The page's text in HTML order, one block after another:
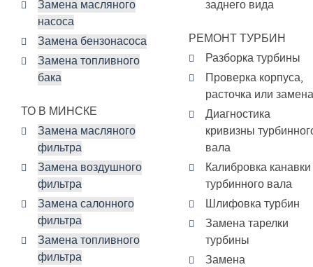
Замена масляного
насоса
Замена бензонасоса
Замена топливного
бака
ТО В МИНСКЕ
Замена масляного
фильтра
Замена воздушного
фильтра
Замена салонного
фильтра
Замена топливного
фильтра
заднего вида
РЕМОНТ ТУРБИН
Разборка турбины
Проверка корпуса,
расточка или замена
Диагностика
кривизны
вала
Калибровка канавки
турбинного вала
Шлифовка турбин
Замена тарелки
турбины
Замена